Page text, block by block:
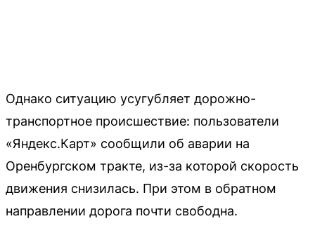
Однако ситуацию усугубляет дорожно-
транспортное происшествие: пользователи
«Яндекс.Карт» сообщили об аварии на
Оренбургском тракте, из-за которой скорость
движения снизилась. При этом в обратном
направлении дорога почти свободна.